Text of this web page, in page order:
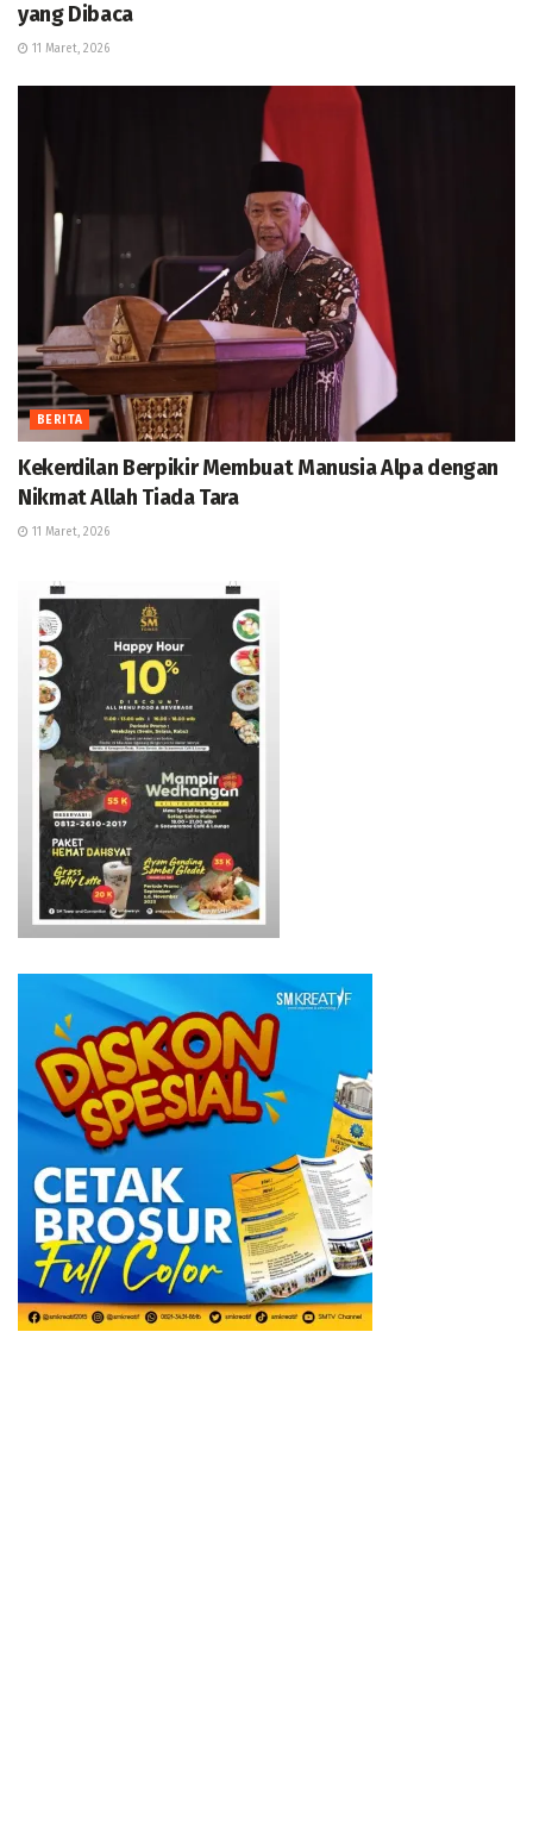
yang Dibaca
11 Maret, 2026
BERITA
Kekerdilan Berpikir Membuat Manusia Alpa dengan
Nikmat Allah Tiada Tara
11 Maret, 2026